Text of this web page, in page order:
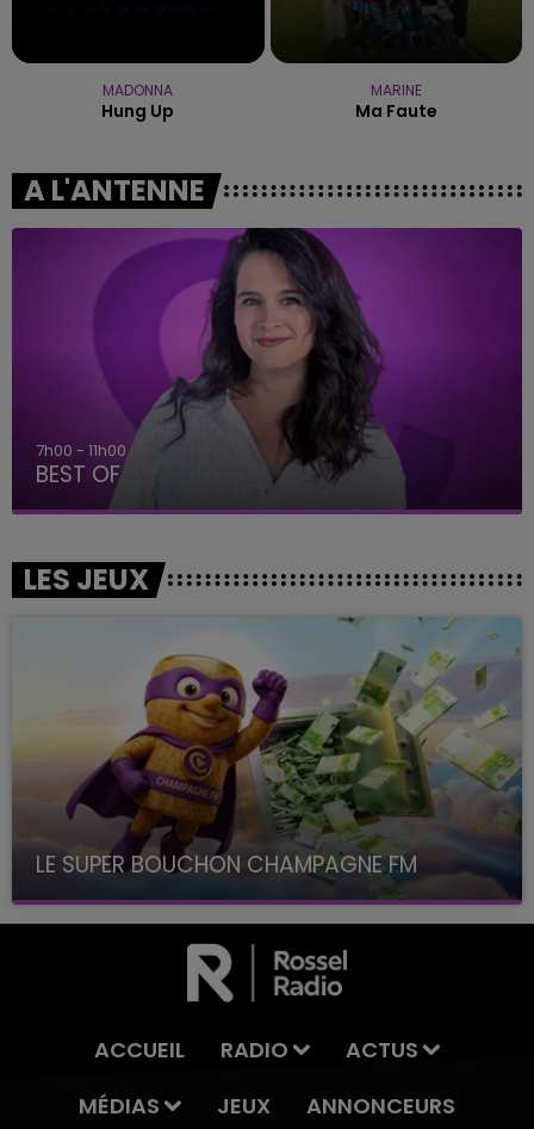
MADONNA
Hung Up
MARINE
Ma Faute
A L'ANTENNE
7h00 - 11h00
BEST OF
LES JEUX
LE SUPER BOUCHON CHAMPAGNE FM
avec La Famille Champagne FM, à 8H10
ACCUEIL RADIO
ACTUS
MÉDIAS
JEUX ANNONCEURS